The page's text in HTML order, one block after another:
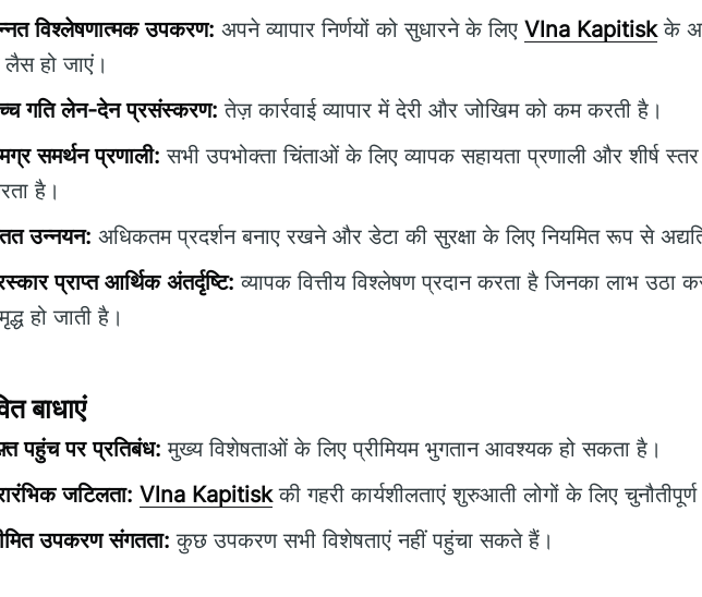
विश्लेषणात्मक उपकरण: अपने व्यापार निर्णयों को सुधारने के लिए Vlna Kapitiskके
हो जाएं।
गति लेन-देन प्रसंस्करण: तेज़ कार्रवाई व्यापार में देरी और जोखिम को कम करती है।
समर्थन प्रणाली: सभी उपभोक्ता चिंताओं के लिए व्यापक सहायता प्रणाली और शीर्ष स्तर
है।
उन्नयन: अधिकतम प्रदर्शन बनाए रखने और डेटा की सुरक्षा के लिए नियमित रूप से
प्राप्त आर्थिक अंतर्दृष्टि: व्यापक वित्तीय विश्लेषण प्रदान करता है जिनका लाभ उठा
हो जाती है।
बाधाएं
पहुंच पर प्रतिबंध: मुख्य विशेषताओं के लिए प्रीमियम भुगतान आवश्यक हो सकता है।
जटिलता: Vlna Kapitiskकी गहरी कार्यशीलताएं शुरुआती लोगों के लिए
उपकरण संगतता: कुछ उपकरण सभी विशेषताएं नहीं पहुंचा सकते हैं।